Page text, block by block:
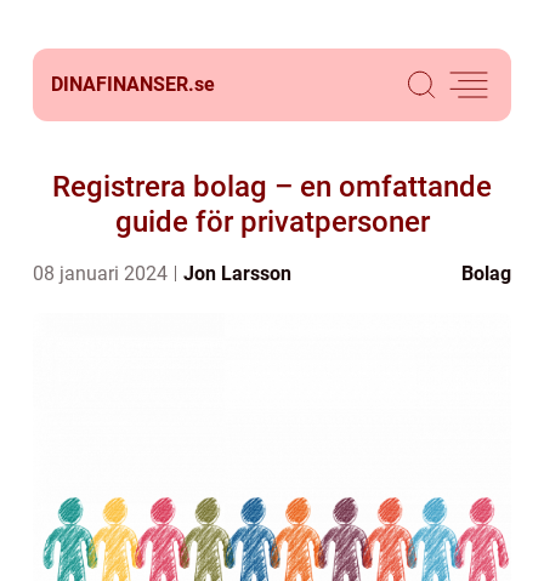
DINAFINANSER.se
Registrera bolag – en omfattande
guide för privatpersoner
08 januari 2024 Jon Larsson Bolag